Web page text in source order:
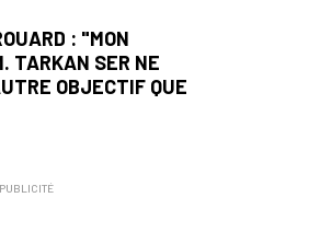
: "MON
TARKAN SER NE
OBJECTIF QUE
PUBLICITÉ